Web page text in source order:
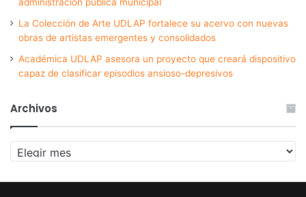
La Colección de Arte UDLAP fortalece su acervo con nuevas
obras de artistas emergentes y consolidados
Académica UDLAP asesora un proyecto que creará dispositivo
capaz de clasificar episodios ansioso-depresivos
Archivos
Archivos